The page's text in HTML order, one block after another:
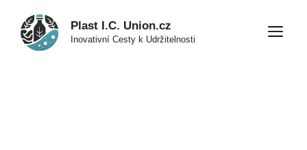
obsah
Plast I.C. Union.cz
Inovativní Cesty k Udržitelnosti